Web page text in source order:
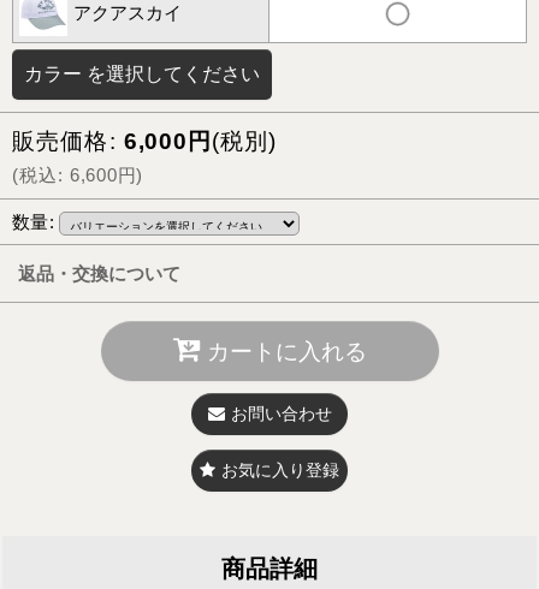
アクアスカイ
カラー を選択してください
販売価格: 6,000 円 (税別)
(税込: 6,600円)
数量:
返品・交換について
カートに入れる
お問い合わせ
お気に入り登録
商品詳細